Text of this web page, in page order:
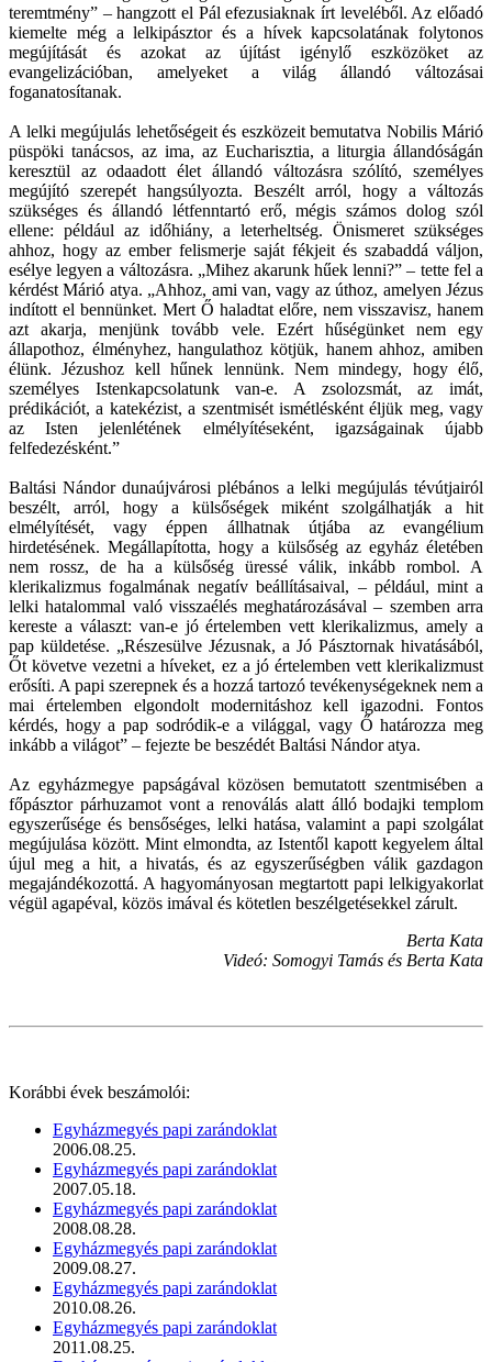
teremtmény” – hangzott el Pál efezusiaknak írt leveléből. Az előadó
kiemelte még a lelkipásztor és a hívek kapcsolatának folytonos
megújítását és azokat az újítást igénylő eszközöket az
evangelizációban, amelyeket a világ állandó változásai
foganatosítanak.
A lelki megújulás lehetőségeit és eszközeit bemutatva Nobilis Márió
püspöki tanácsos, az ima, az Eucharisztia, a liturgia állandóságán
keresztül az odaadott élet állandó változásra szólító, személyes
megújító szerepét hangsúlyozta. Beszélt arról, hogy a változás
szükséges és állandó létfenntartó erő, mégis számos dolog szól
ellene: például az időhiány, a leterheltség. Önismeret szükséges
ahhoz, hogy az ember felismerje saját fékjeit és szabaddá váljon,
esélye legyen a változásra. „Mihez akarunk hűek lenni?” – tette fel a
kérdést Márió atya. „Ahhoz, ami van, vagy az úthoz, amelyen Jézus
indított el bennünket. Mert Ő haladtat előre, nem visszavisz, hanem
azt akarja, menjünk tovább vele. Ezért hűségünket nem egy
állapothoz, élményhez, hangulathoz kötjük, hanem ahhoz, amiben
élünk. Jézushoz kell hűnek lennünk. Nem mindegy, hogy élő,
személyes Istenkapcsolatunk van-e. A zsolozsmát, az imát,
prédikációt, a katekézist, a szentmisét ismétlésként éljük meg, vagy
az Isten jelenlétének elmélyítéseként, igazságainak újabb
felfedezésként.”
Baltási Nándor dunaújvárosi plébános a lelki megújulás tévútjairól
beszélt, arról, hogy a külsőségek miként szolgálhatják a hit
elmélyítését, vagy éppen állhatnak útjába az evangélium
hirdetésének. Megállapította, hogy a külsőség az egyház életében
nem rossz, de ha a külsőség üressé válik, inkább rombol. A
klerikalizmus fogalmának negatív beállításaival, – például, mint a
lelki hatalommal való visszaélés meghatározásával – szemben arra
kereste a választ: van-e jó értelemben vett klerikalizmus, amely a
pap küldetése. „Részesülve Jézusnak, a Jó Pásztornak hivatásából,
Őt követve vezetni a híveket, ez a jó értelemben vett klerikalizmust
erősíti. A papi szerepnek és a hozzá tartozó tevékenységeknek nem a
mai értelemben elgondolt modernitáshoz kell igazodni. Fontos
kérdés, hogy a pap sodródik-e a világgal, vagy Ő határozza meg
inkább a világot” – fejezte be beszédét Baltási Nándor atya.
Az egyházmegye papságával közösen bemutatott szentmisében a
főpásztor párhuzamot vont a renoválás alatt álló bodajki templom
egyszerűsége és bensőséges, lelki hatása, valamint a papi szolgálat
megújulása között. Mint elmondta, az Istentől kapott kegyelem által
újul meg a hit, a hivatás, és az egyszerűségben válik gazdagon
megajándékozottá. A hagyományosan megtartott papi lelkigyakorlat
végül agapéval, közös imával és kötetlen beszélgetésekkel zárult.
Berta Kata
Videó: Somogyi Tamás és Berta Kata
Korábbi évek beszámolói:
Egyházmegyés papi zarándoklat
2006.08.25.
Egyházmegyés papi zarándoklat
2007.05.18.
Egyházmegyés papi zarándoklat
2008.08.28.
Egyházmegyés papi zarándoklat
2009.08.27.
Egyházmegyés papi zarándoklat
2010.08.26.
Egyházmegyés papi zarándoklat
2011.08.25.